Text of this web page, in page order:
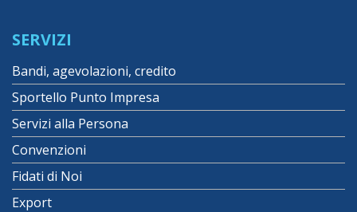
SERVIZI
Bandi, agevolazioni, credito
Sportello Punto Impresa
Servizi alla Persona
Convenzioni
Fidati di Noi
Export